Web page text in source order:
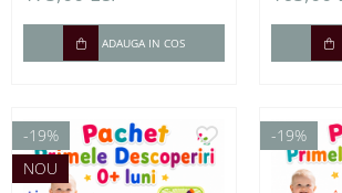
ADAUGA IN COS
-19%
NOU
-19%